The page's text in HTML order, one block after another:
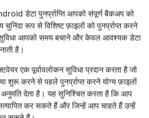
डेटा पुनर्प्राप्ति आपको संपूर्ण बैकअप को
रूप से विशिष्ट फ़ाइलों को पुनर्प्राप्त करने
आपको समय बचाने और केवल आवश्यक डेटा
है।
एक पूर्वावलोकन सुविधा प्रदान करता है जो
शुरू करने से पहले पुनर्प्राप्त करने योग्य फ़ाइलों
देता है। यह सुनिश्चित करता है कि आप
कर सकते हैं और जिन्हें आप चाहते हैं उन्हें